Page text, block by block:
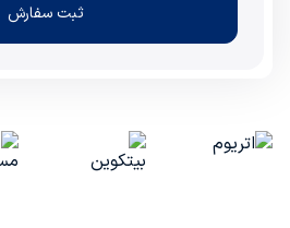
ثبت سفارش